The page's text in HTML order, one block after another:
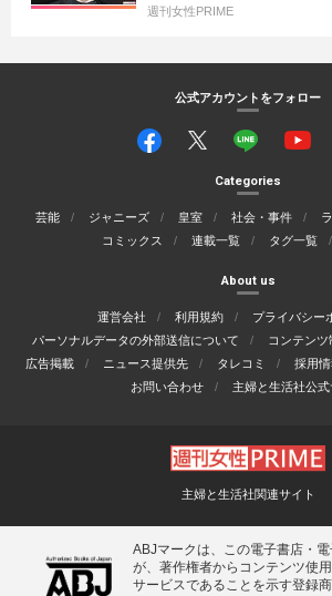
週刊女性PRIME
公式アカウントをフォロー
Categories
芸能 ジャニーズ 皇室 社会・事件
コミックス
連載一覧 タグ一覧
About us
運営会社 利用規約
プライバシー
パーソナルデータの外部送信について
コンテン
広告掲載
ニュース提供先 タレコミ 採用情
お問い合わせ
主婦と生活社公式
主婦と生活社関連サイト
ABJマークは、この電子書店・
が、著作権者からコンテンツ使
サービスであることを示す登録